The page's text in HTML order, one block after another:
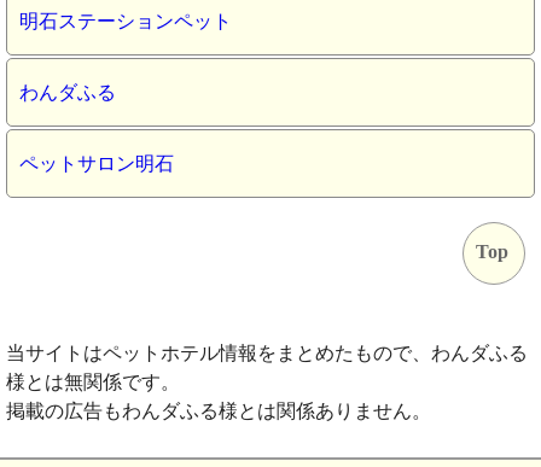
明石ステーションペット
わんダふる
ペットサロン明石
Top
当サイトはペットホテル情報をまとめたもので、わんダふる
様とは無関係です。
掲載の広告もわんダふる様とは関係ありません。